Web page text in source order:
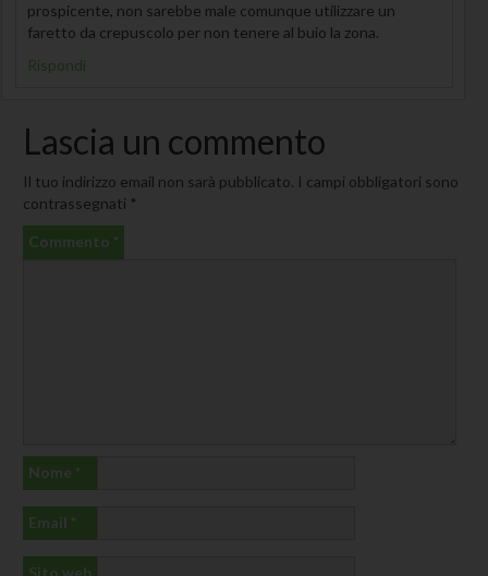
prospicente, non sarebbe male comunque utilizzare un
faretto da crepuscolo per non tenere al buio la zona.
Rispondi
Lascia un commento
Il tuo indirizzo email non sarà pubblicato. I campi obbligatori sono
contrassegnati *
Commento *
Nome *
Email *